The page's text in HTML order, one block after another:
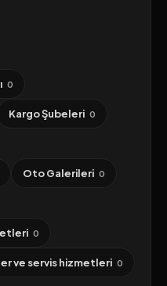
0
Kargo Şubeleri 0
Oto Galerileri 0
0
ve servis hizmetleri 0